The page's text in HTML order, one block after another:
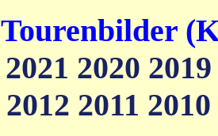
2021 2020
2012 2011 2010